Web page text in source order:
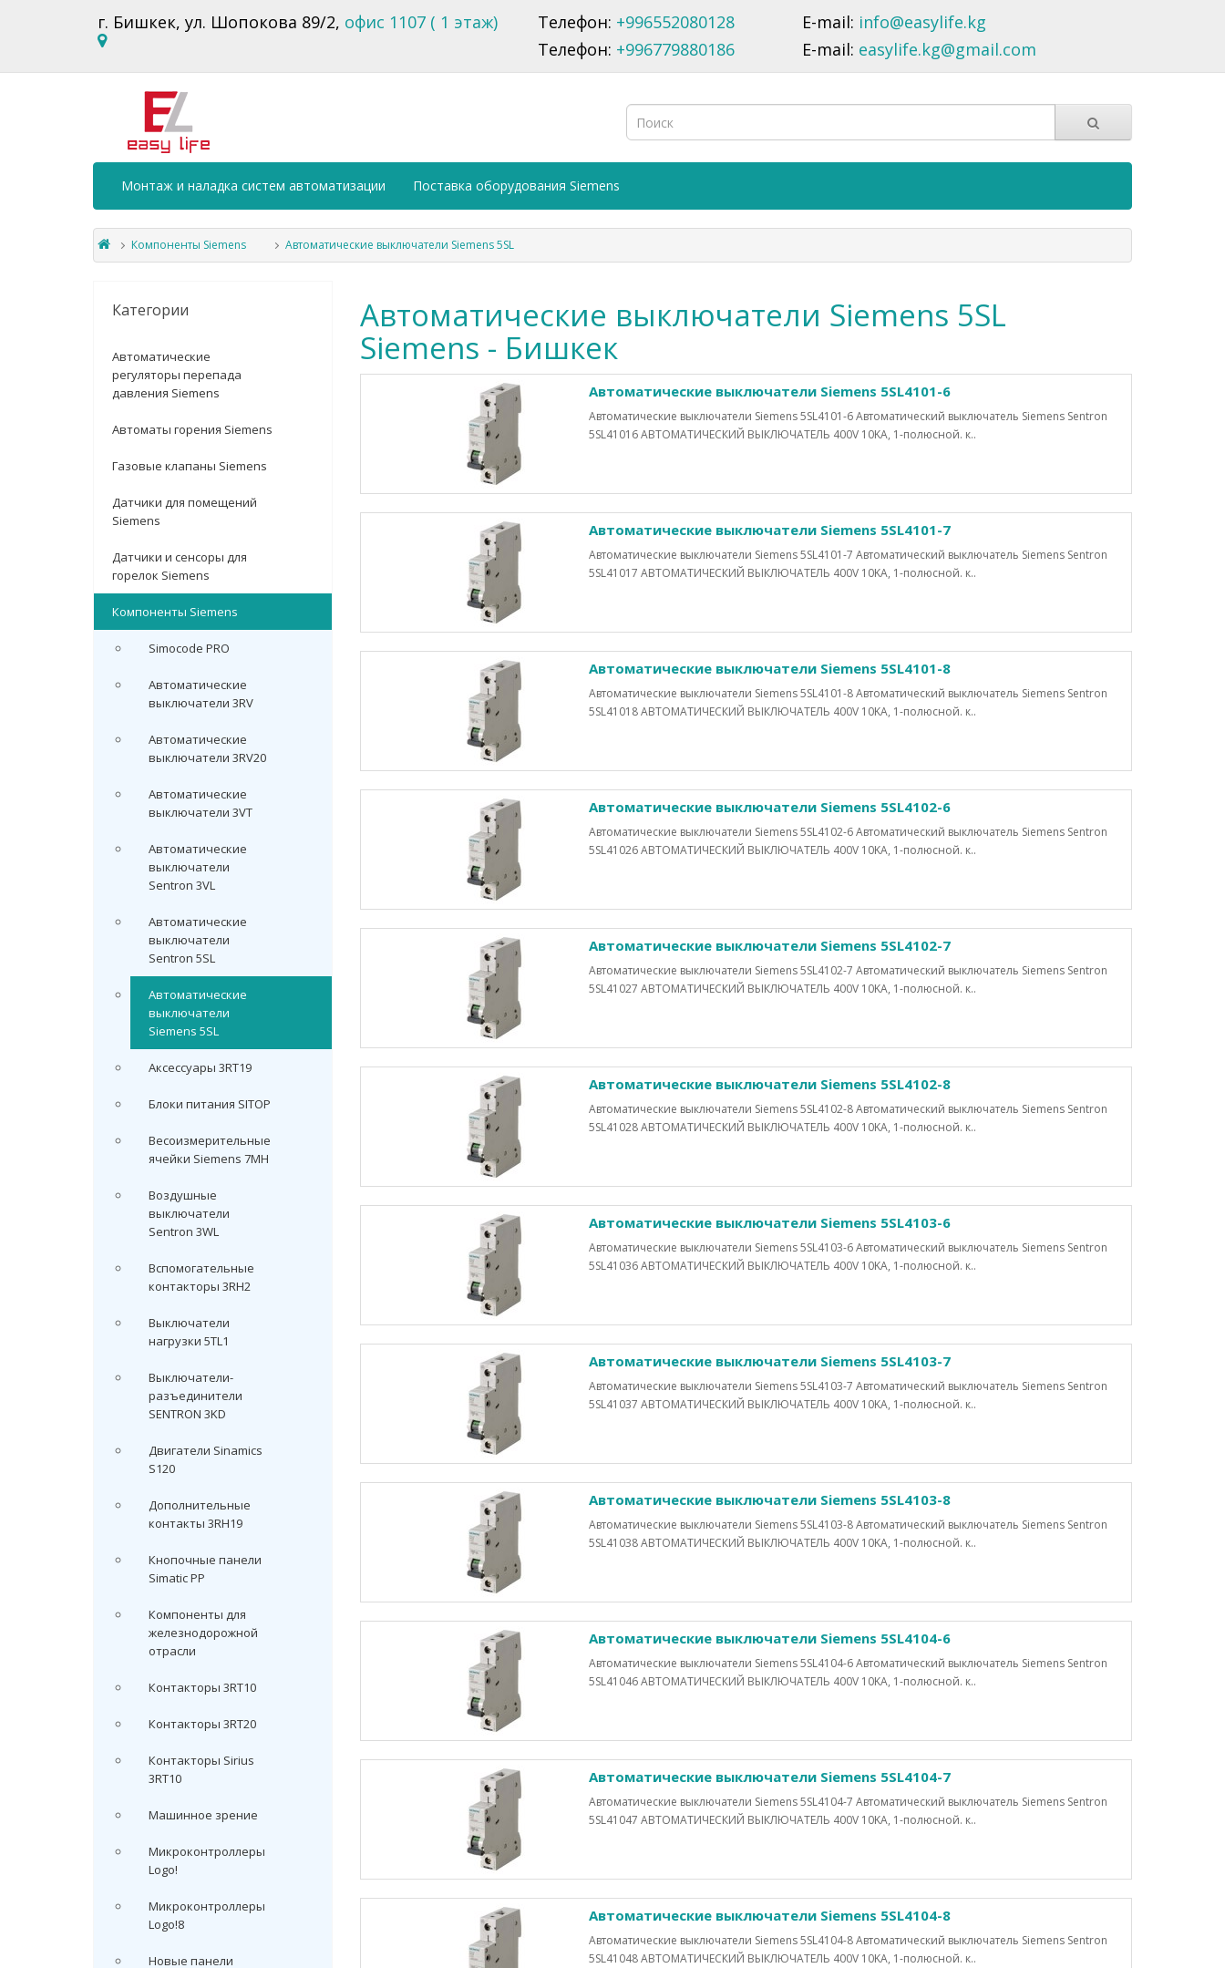
г. Бишкек, ул. Шопокова 89/2, офис 1107 ( 1 этаж) Телефон: +996552080128
Телефон: +996779880186
E-mail: info@easylife.kg
E-mail: easylife.kg@gmail.com
Монтаж и наладка систем автоматизации Поставка оборудования Siemens
Компоненты Siemens Автоматические выключатели Siemens 5SL
Категории
Автоматические
регуляторы перепада
давления Siemens
Автоматы горения Siemens
Газовые клапаны Siemens
Датчики для помещений
Siemens
Датчики и сенсоры для
горелок Siemens
Компоненты Siemens
Simocode PRO
Автоматические
выключатели 3RV
Автоматические
выключатели 3RV20
Автоматические
выключатели 3VT
Автоматические
выключатели
Sentron 3VL
Автоматические
выключатели
Sentron 5SL
Автоматические
выключатели
Siemens 5SL
Аксессуары 3RT19
Блоки питания SITOP
Весоизмерительные
ячейки Siemens 7MH
Воздушные
выключатели
Sentron 3WL
Вспомогательные
контакторы 3RH2
Выключатели
нагрузки 5TL1
Выключатели-
разъединители
SENTRON 3KD
Двигатели Sinamics
S120
Дополнительные
контакты 3RH19
Кнопочные панели
Simatic PP
Компоненты для
железнодорожной
отрасли
Контакторы 3RT10
Контакторы 3RT20
Контакторы Sirius
3RT10
Машинное зрение
Микроконтроллеры
Logo!
Микроконтроллеры
Logo!8
Новые панели
Автоматические выключатели Siemens 5SL
Siemens - Бишкек
Автоматические выключатели Siemens 5SL4101-6
Автоматические выключатели Siemens 5SL4101-6 Автоматический выключатель Siemens Sentron
5SL41016 АВТОМАТИЧЕСКИЙ ВЫКЛЮЧАТЕЛЬ 400V 10KA, 1-полюсной. к..
Автоматические выключатели Siemens 5SL4101-7
Автоматические выключатели Siemens 5SL4101-7 Автоматический выключатель Siemens Sentron
5SL41017 АВТОМАТИЧЕСКИЙ ВЫКЛЮЧАТЕЛЬ 400V 10KA, 1-полюсной. к..
Автоматические выключатели Siemens 5SL4101-8
Автоматические выключатели Siemens 5SL4101-8 Автоматический выключатель Siemens Sentron
5SL41018 АВТОМАТИЧЕСКИЙ ВЫКЛЮЧАТЕЛЬ 400V 10KA, 1-полюсной. к..
Автоматические выключатели Siemens 5SL4102-6
Автоматические выключатели Siemens 5SL4102-6 Автоматический выключатель Siemens Sentron
5SL41026 АВТОМАТИЧЕСКИЙ ВЫКЛЮЧАТЕЛЬ 400V 10KA, 1-полюсной. к..
Автоматические выключатели Siemens 5SL4102-7
Автоматические выключатели Siemens 5SL4102-7 Автоматический выключатель Siemens Sentron
5SL41027 АВТОМАТИЧЕСКИЙ ВЫКЛЮЧАТЕЛЬ 400V 10KA, 1-полюсной. к..
Автоматические выключатели Siemens 5SL4102-8
Автоматические выключатели Siemens 5SL4102-8 Автоматический выключатель Siemens Sentron
5SL41028 АВТОМАТИЧЕСКИЙ ВЫКЛЮЧАТЕЛЬ 400V 10KA, 1-полюсной. к..
Автоматические выключатели Siemens 5SL4103-6
Автоматические выключатели Siemens 5SL4103-6 Автоматический выключатель Siemens Sentron
5SL41036 АВТОМАТИЧЕСКИЙ ВЫКЛЮЧАТЕЛЬ 400V 10KA, 1-полюсной. к..
Автоматические выключатели Siemens 5SL4103-7
Автоматические выключатели Siemens 5SL4103-7 Автоматический выключатель Siemens Sentron
5SL41037 АВТОМАТИЧЕСКИЙ ВЫКЛЮЧАТЕЛЬ 400V 10KA, 1-полюсной. к..
Автоматические выключатели Siemens 5SL4103-8
Автоматические выключатели Siemens 5SL4103-8 Автоматический выключатель Siemens Sentron
5SL41038 АВТОМАТИЧЕСКИЙ ВЫКЛЮЧАТЕЛЬ 400V 10KA, 1-полюсной. к..
Автоматические выключатели Siemens 5SL4104-6
Автоматические выключатели Siemens 5SL4104-6 Автоматический выключатель Siemens Sentron
5SL41046 АВТОМАТИЧЕСКИЙ ВЫКЛЮЧАТЕЛЬ 400V 10KA, 1-полюсной. к..
Автоматические выключатели Siemens 5SL4104-7
Автоматические выключатели Siemens 5SL4104-7 Автоматический выключатель Siemens Sentron
5SL41047 АВТОМАТИЧЕСКИЙ ВЫКЛЮЧАТЕЛЬ 400V 10KA, 1-полюсной. к..
Автоматические выключатели Siemens 5SL4104-8
Автоматические выключатели Siemens 5SL4104-8 Автоматический выключатель Siemens Sentron
5SL41048 АВТОМАТИЧЕСКИЙ ВЫКЛЮЧАТЕЛЬ 400V 10KA, 1-полюсной. к..